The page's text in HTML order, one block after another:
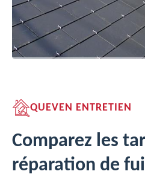
QUEVEN ENTRETIEN
Comparez les
réparation de